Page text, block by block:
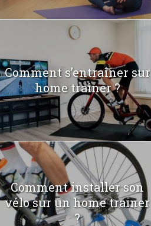
Comment s’entraîner sur
home trainer ?
Comment installer son
vélo sur un home trainer
?